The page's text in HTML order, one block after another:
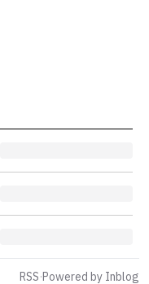
RSS·Powered by Inblog